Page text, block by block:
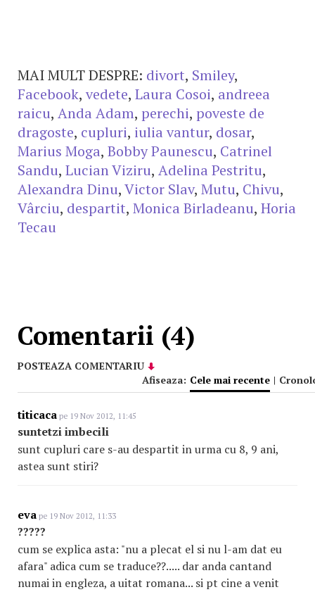
MAI MULT DESPRE: divort, Smiley,
Facebook, vedete, Laura Cosoi, andreea
raicu, Anda Adam, perechi, poveste de
dragoste, cupluri, iulia vantur, dosar,
Marius Moga, Bobby Paunescu, Catrinel
Sandu, Lucian Viziru, Adelina Pestritu,
Alexandra Dinu,Victor Slav, Mutu, Chivu,
Vârciu, despartit, Monica Birladeanu, Horia
Tecau
Comentarii (4)
POSTEAZA COMENTARIU
Afiseaza: Cele mai recente |
titicaca pe 19 Nov 2012, 11:45
suntetzi imbecili
sunt cupluri care s-au despartit in urma cu 8, 9 ani,
astea sunt stiri?
eva pe 19 Nov 2012, 11:33
?????
cum se explica asta: "nu a plecat el si nu l-am dat eu
afara" adica cum se traduce??..... dar anda cantand
numai in engleza, a uitat romana... si pt cine a venit